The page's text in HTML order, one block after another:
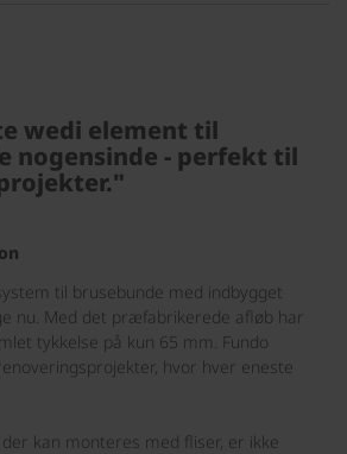
wedi element til
nogensinde - perfekt til
til brusebunde med indbygget
nu. Med det præfabrikerede afløb har
tykkelse på kun 65 mm. Fundo
hvor hver eneste
kan monteres med fliser, er ikke